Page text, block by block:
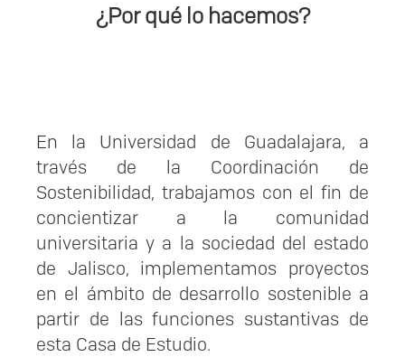
¿Por qué lo hacemos?
En la Universidad de Guadalajara, a
través de la Coordinación de
Sostenibilidad, trabajamos con el fin de
concientizar a la comunidad
universitaria y a la sociedad del estado
de Jalisco, implementamos proyectos
en el ámbito de desarrollo sostenible a
partir de las funciones sustantivas de
esta Casa de Estudio.